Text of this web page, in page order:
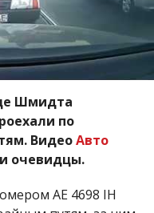
Шмидта
по
ВидеоАвто
очевидцы.
АЕ 4698 ІН